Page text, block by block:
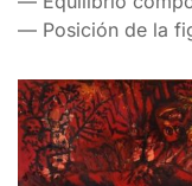
— Posición de la